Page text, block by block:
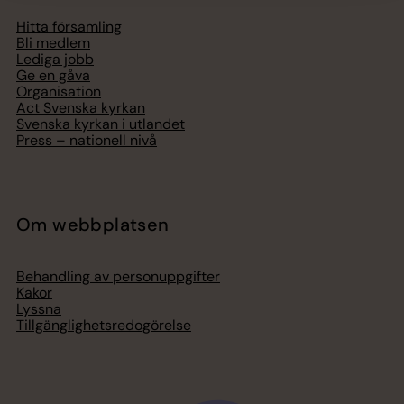
Hitta församling
Bli medlem
Lediga jobb
Ge en gåva
Organisation
Act Svenska kyrkan
Svenska kyrkan i utlandet
Press – nationell nivå
Om webbplatsen
Behandling av personuppgifter
Kakor
Lyssna
Tillgänglighetsredogörelse